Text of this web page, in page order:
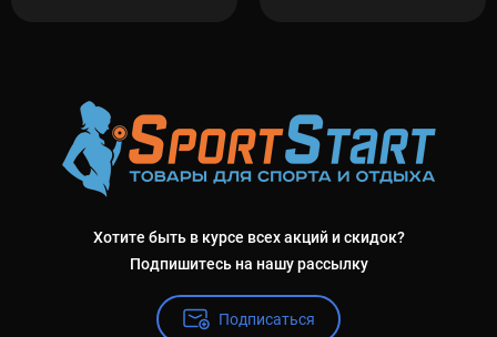
Хотите быть в курсе всех акций и скидок?
Подпишитесь на нашу рассылку
Подписаться